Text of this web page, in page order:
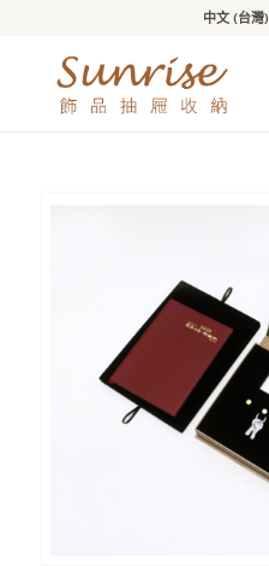
中文 (台灣)